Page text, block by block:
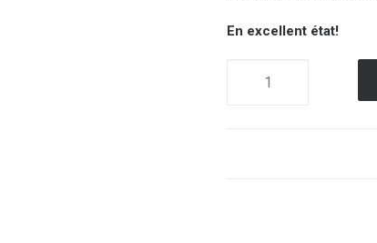
En excellent état!